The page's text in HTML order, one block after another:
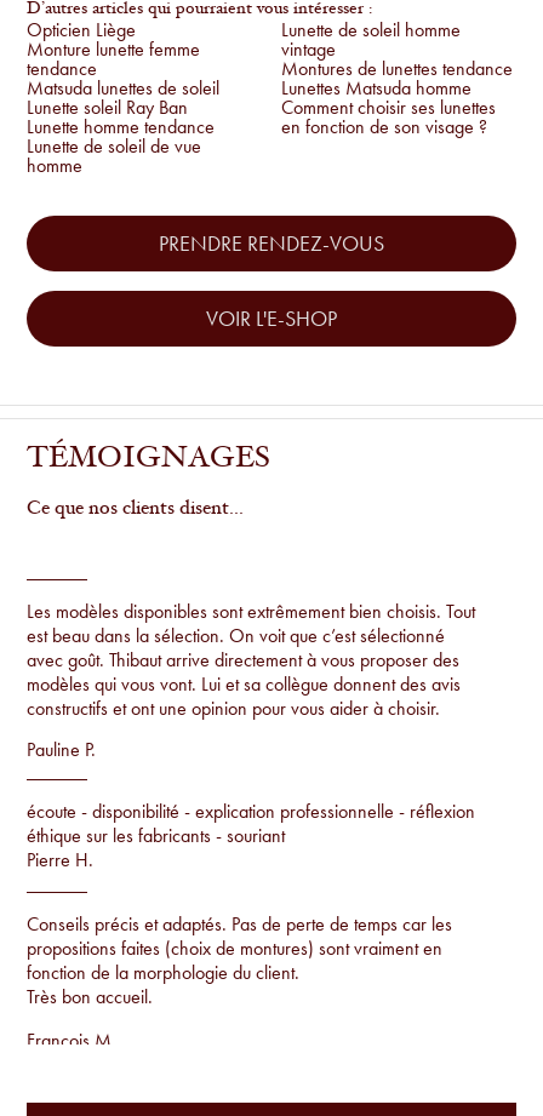
D’autres articles qui pourraient vous intéresser :
Opticien Liège
Monture lunette femme
tendance
Matsuda lunettes de soleil
Lunette soleil Ray Ban
Lunette homme tendance
Lunette de soleil de vue
homme
Lunette de soleil homme
vintage
Montures de lunettes tendance
Lunettes Matsuda homme
Comment choisir ses lunettes
en fonction de son visage ?
PRENDRE RENDEZ-VOUS
VOIR L'E-SHOP
TÉMOIGNAGES
Ce que nos clients disent...
Les modèles disponibles sont extrêmement bien choisis. Tout
est beau dans la sélection. On voit que c’est sélectionné
avec goût. Thibaut arrive directement à vous proposer des
modèles qui vous vont. Lui et sa collègue donnent des avis
constructifs et ont une opinion pour vous aider à choisir.
Pauline P.
écoute - disponibilité - explication professionnelle - réflexion
éthique sur les fabricants - souriant
Pierre H.
Conseils précis et adaptés. Pas de perte de temps car les
propositions faites (choix de montures) sont vraiment en
fonction de la morphologie du client.
Très bon accueil.
Francois M.
Conseils par rapport à la morphologie, proposition de